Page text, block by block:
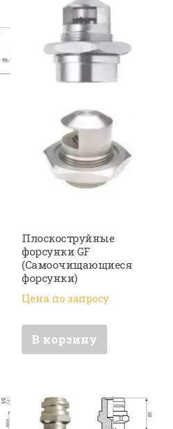
Плоскоструйные
форсунки GF
(Самоочищающиеся
форсунки)
Цена по запросу
В корзину